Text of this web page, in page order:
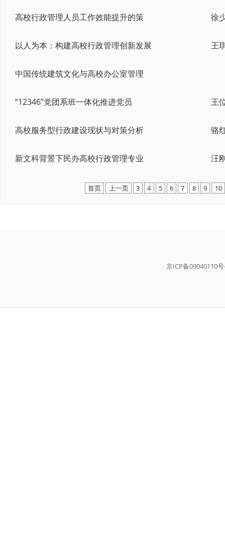
高校行政管理人员工作效能提升的策
以人为本：构建高校行政管理创新发展 王
中国传统建筑文化与高校办公室管理
“12346”党团系班一体化推进党员
高校服务型行政建设现状与对策分析
新文科背景下民办高校行政管理专业 汪
首页 上一页 3 4 5 6 7 8 9 10
京ICP备09040110